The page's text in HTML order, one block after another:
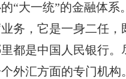
“大一统”的金融体
务，它是一身二任
都是中国人民银行
外汇方面的专门机